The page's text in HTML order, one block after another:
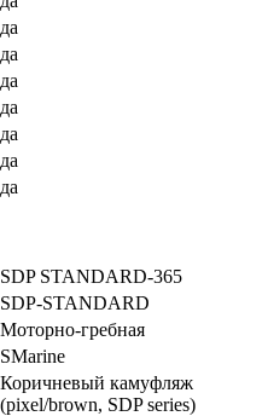
да
да
да
да
да
да
да
SDP STANDARD-365
SDP-STANDARD
Моторно-гребная
SMarine
Коричневый камуфляж
(pixel/brown, SDP series)